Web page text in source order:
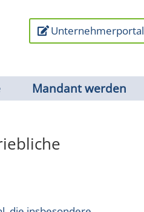
Unternehmerportal
Mandant werden